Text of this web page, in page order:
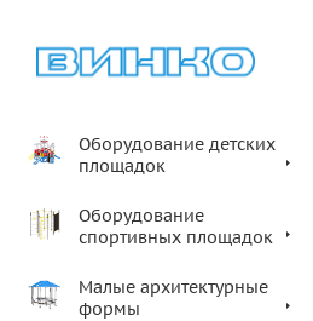
Оборудование детских
площадок
Оборудование
спортивных площадок
Малые архитектурные
формы